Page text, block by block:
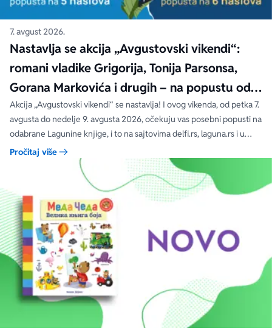
7. avgust 2026.
Nastavlja se akcija „Avgustovski vikendi“:
romani vladike Grigorija, Tonija Parsonsa,
Gorana Markovića i drugih – na popustu od
čak 40, 50 i 60%
Akcija „Avgustovski vikendi“ se nastavlja! I ovog vikenda, od petka 7.
avgusta do nedelje 9. avgusta 2026, očekuju vas posebni popusti na
odabrane Lagunine knjige, i to na sajtovima delfi.rs, laguna.rs i u
svim Delfi knjižarama.
Pročitaj više